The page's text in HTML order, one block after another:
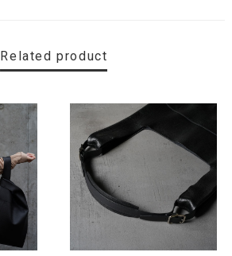
Related product